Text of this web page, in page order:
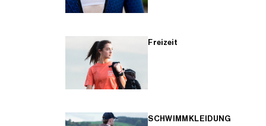
Freizeit
SCHWIMMKLEIDUNG